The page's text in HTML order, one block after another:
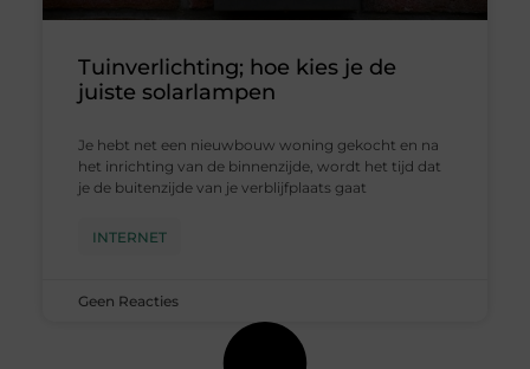
Tuinverlichting; hoe kies je de
juiste solarlampen
Je hebt net een nieuwbouw woning gekocht en na
het inrichting van de binnenzijde, wordt het tijd dat
je de buitenzijde van je verblijfplaats gaat
INTERNET
Geen Reacties